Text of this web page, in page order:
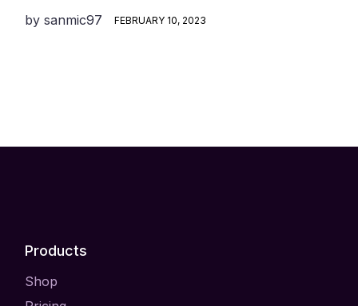
by sanmic97 FEBRUARY 10, 2023
Products
Shop